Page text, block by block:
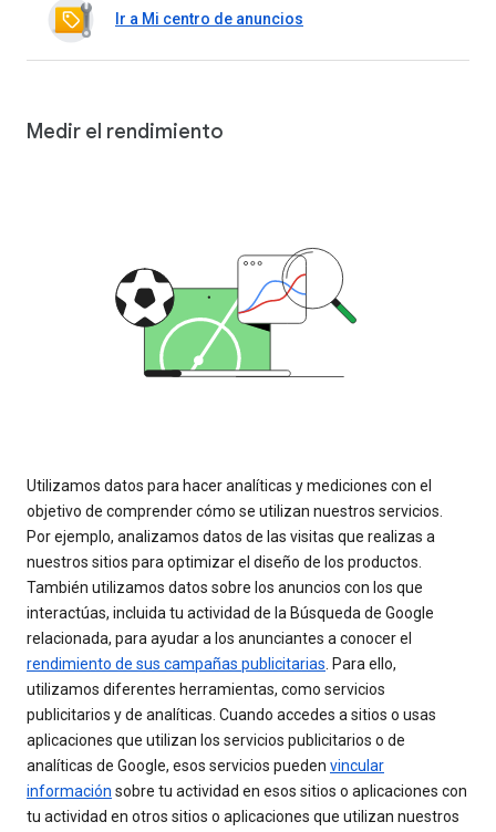
Ir a Mi centro de anuncios
Medir el rendimiento
Utilizamos datos para hacer analíticas y mediciones con el
objetivo de comprender cómo se utilizan nuestros servicios.
Por ejemplo, analizamos datos de las visitas que realizas a
nuestros sitios para optimizar el diseño de los productos.
También utilizamos datos sobre los anuncios con los que
interactúas, incluida tu actividad de la Búsqueda de Google
relacionada, para ayudar a los anunciantes a conocer el
rendimiento de sus campañas publicitarias. Para ello,
utilizamos diferentes herramientas, como servicios
publicitarios y de analíticas. Cuando accedes a sitios o usas
aplicaciones que utilizan los servicios publicitarios o de
analíticas de Google, esos servicios pueden vincular
información sobre tu actividad en esos sitios o aplicaciones con
tu actividad en otros sitios o aplicaciones que utilizan nuestros